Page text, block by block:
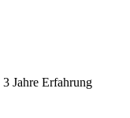
3 Jahre Erfahrung